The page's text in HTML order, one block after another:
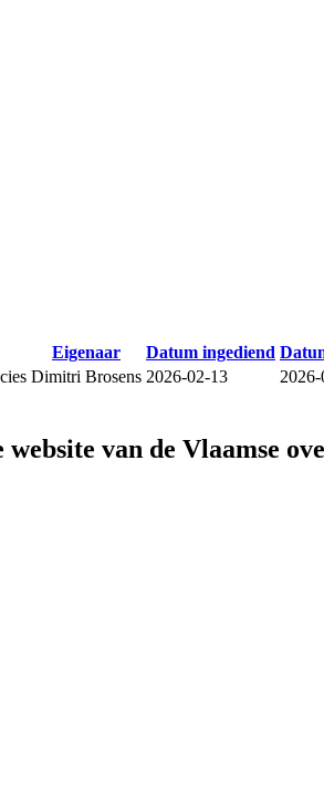
Eigenaar Datum ingediend
Dimitri Brosens 2026-02-13
van de Vlaamse